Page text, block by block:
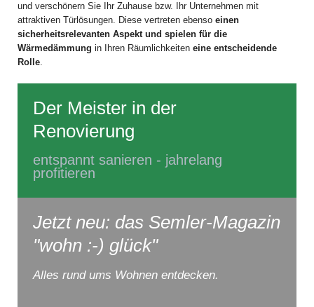
und verschönern Sie Ihr Zuhause bzw. Ihr Unternehmen mit
attraktiven Türlösungen. Diese vertreten ebenso einen
sicherheitsrelevanten Aspekt und spielen für die
Wärmedämmung in Ihren Räumlichkeiten eine entscheidende
Rolle.
Der Meister in der
Renovierung
entspannt sanieren - jahrelang
profitieren
Jetzt neu: das Semler-Magazin
"wohn :-) glück"
Alles rund ums Wohnen entdecken.